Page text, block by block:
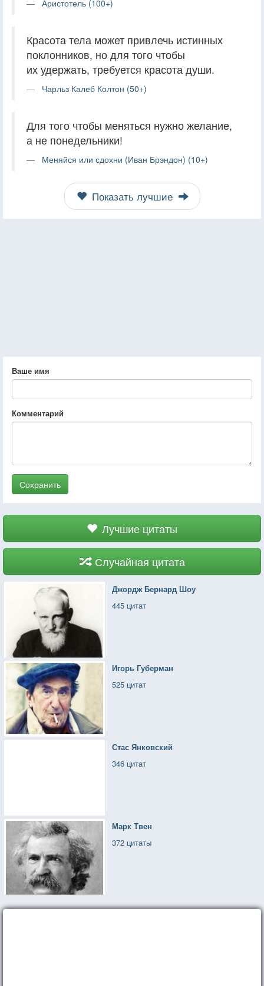
Аристотель (100+)
Красота тела может привлечь истинных
поклонников, но для того чтобы
их удержать, требуется красота души.
Чарльз Калеб Колтон (50+)
Для того чтобы меняться нужно желание,
а не понедельники!
Меняйся или сдохни (Иван Брэндон) (10+)
Показать лучшие
Ваше имя
Комментарий
Сохранить
Лучшие цитаты
Случайная цитата
Джордж Бернард Шоу
445 цитат
Игорь Губерман
525 цитат
Стас Янковский
346 цитат
Марк Твен
372 цитаты